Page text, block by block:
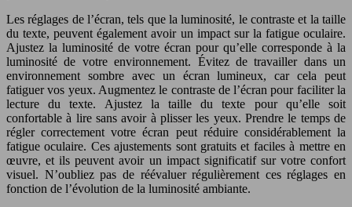
Les réglages de l’écran, tels que la luminosité, le contraste et la taille
du texte, peuvent également avoir un impact sur la fatigue oculaire.
Ajustez la luminosité de votre écran pour qu’elle corresponde à la
luminosité de votre environnement. Évitez de travailler dans un
environnement sombre avec un écran lumineux, car cela peut
fatiguer vos yeux. Augmentez le contraste de l’écran pour faciliter la
lecture du texte. Ajustez la taille du texte pour qu’elle soit
confortable à lire sans avoir à plisser les yeux. Prendre le temps de
régler correctement votre écran peut réduire considérablement la
fatigue oculaire. Ces ajustements sont gratuits et faciles à mettre en
œuvre, et ils peuvent avoir un impact significatif sur votre confort
visuel. N’oubliez pas de réévaluer régulièrement ces réglages en
fonction de l’évolution de la luminosité ambiante.